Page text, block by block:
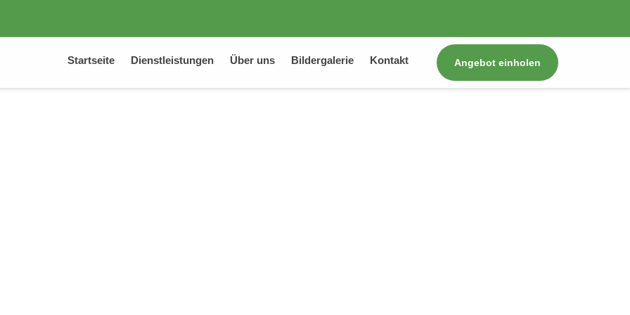
Startseite Dienstleistungen Über uns Bildergalerie Kontakt Angebot einholen